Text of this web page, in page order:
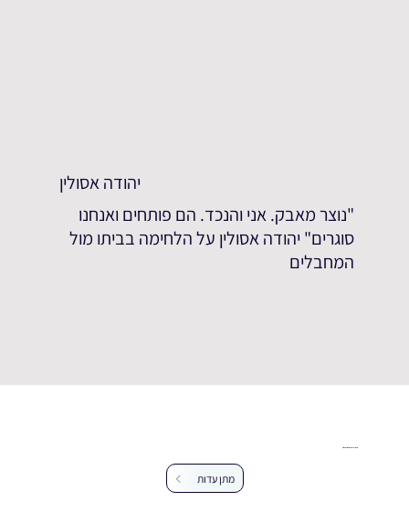
יהודה אסולין
"נוצר מאבק. אני והנכד. הם פותחים ואנחנו
סוגרים" יהודה אסולין על הלחימה בביתו מול
המחבלים
מתן עדות